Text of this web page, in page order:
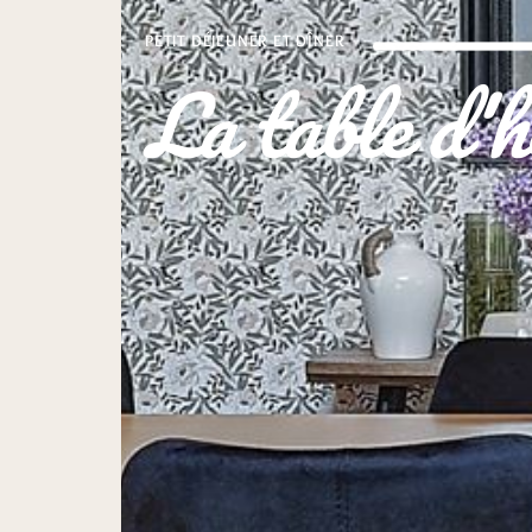
PETIT DÉJEUNER ET DÎNER
La table